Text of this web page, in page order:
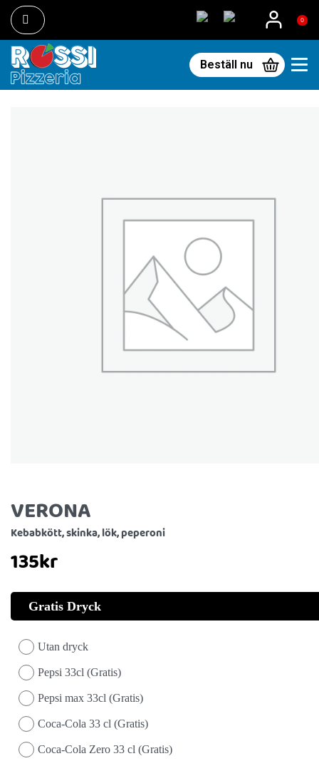
0
Beställ nu
VERONA
Kebabkött, skinka, lök, peperoni
135kr
Gratis Dryck
Utan dryck
Pepsi 33cl (Gratis)
Pepsi max 33cl (Gratis)
Coca-Cola 33 cl (Gratis)
Coca-Cola Zero 33 cl (Gratis)